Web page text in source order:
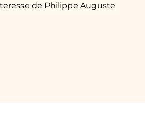
de Philippe Auguste